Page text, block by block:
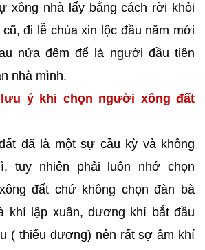
xông nhà lấy bằng cách rời khỏi
đi lễ chùa xin lộc đầu năm mới
nửa đêm để là người đầu tiên
nhà mình.
ý khi chọn người xông đất
đã là một sự cầu kỳ và không
tuy nhiên phải luôn nhớ chọn
đất chứ không chọn đàn bà
khí lập xuân, dương khí bắt đầu
( thiếu dương) nên rất sợ âm khí